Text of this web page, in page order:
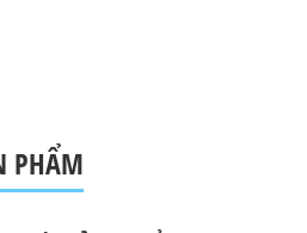
PHẨM